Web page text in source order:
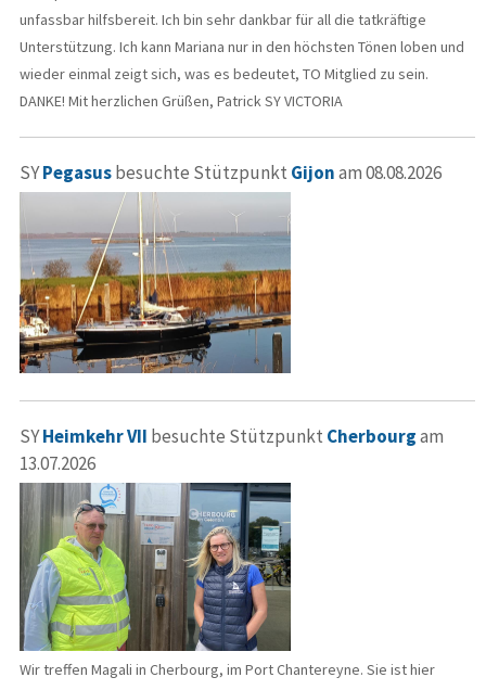
unfassbar hilfsbereit. Ich bin sehr dankbar für all die tatkräftige
Unterstützung. Ich kann Mariana nur in den höchsten Tönen loben und
wieder einmal zeigt sich, was es bedeutet, TO Mitglied zu sein.
DANKE! Mit herzlichen Grüßen, Patrick SY VICTORIA
SYPegasusbesuchte Stützpunkt Gijonam 08.08.2026
SYHeimkehr VII besuchte Stützpunkt Cherbourgam
13.07.2026
Wir treffen Magali in Cherbourg, im Port Chantereyne. Sie ist hier